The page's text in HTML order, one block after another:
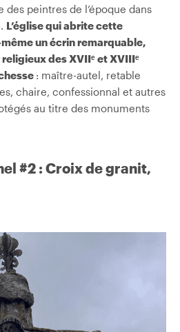
peintres de l’époque dans
L’église qui abrite cette
un écrin remarquable,
des XVIIᵉ et XVIIIᵉ
: maître-autel, retable
chaire, confessionnal et autres
au titre des monuments
#2 : Croix de granit,